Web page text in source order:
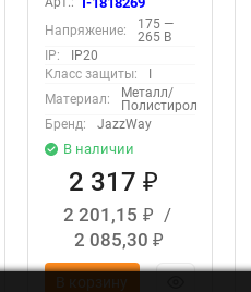
IP20 D380х70
настенно-
потолочный
бытовой JazzWay
Напряжение:
175 —
265 В
IP:
IP20
Класс защиты:
Материал:
Металл/
Полистирол
Бренд:
JazzWay
В наличии
2 317₽
2 201,15 ₽
/
2 085,30 ₽